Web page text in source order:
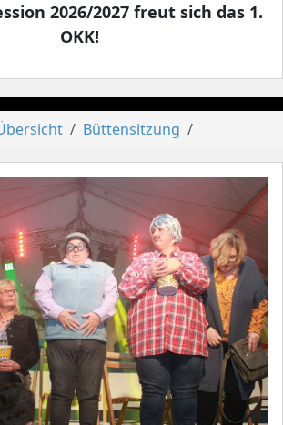
2026/2027 freut sich das 1.
OKK!
Büttensitzung